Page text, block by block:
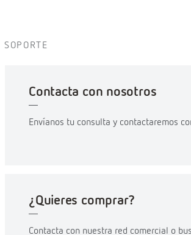
SOPORTE
Contacta con nosotros
Envíanos tu consulta y contactaremos
¿Quieres comprar?
Contacta con nuestra red comercial o